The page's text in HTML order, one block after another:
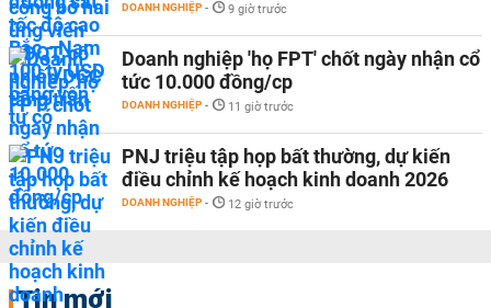
DOANH NGHIỆP - 9 giờ trước
Doanh nghiệp 'họ FPT' chốt ngày nhận cổ
tức 10.000 đồng/cp
DOANH NGHIỆP - 11 giờ trước
PNJ triệu tập họp bất thường, dự kiến
điều chỉnh kế hoạch kinh doanh 2026
DOANH NGHIỆP - 12 giờ trước
Tin mới